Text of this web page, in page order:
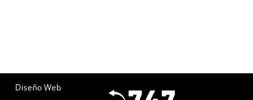
Diseño Web